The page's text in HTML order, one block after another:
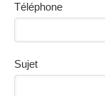
Téléphone
Sujet